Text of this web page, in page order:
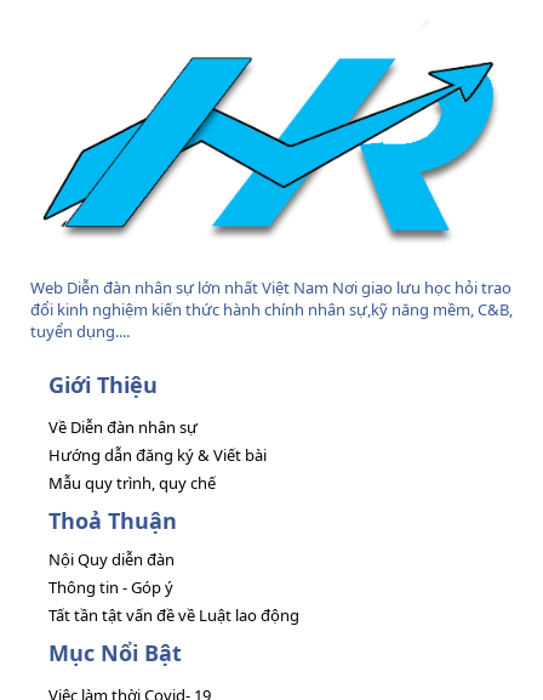
Web Diễn đàn nhân sự lớn nhất Việt Nam Nơi giao lưu học hỏi trao
đổi kinh nghiệm kiến thức hành chính nhân sự,kỹ năng mềm, C&B,
tuyển dụng....
Giới Thiệu
Về Diễn đàn nhân sự
Hướng dẫn đăng ký & Viết bài
Mẫu quy trình, quy chế
Thoả Thuận
Nội Quy diễn đàn
Thông tin - Góp ý
Tất tần tật vấn đề về Luật lao động
Mục Nổi Bật
Việc làm thời Covid- 19